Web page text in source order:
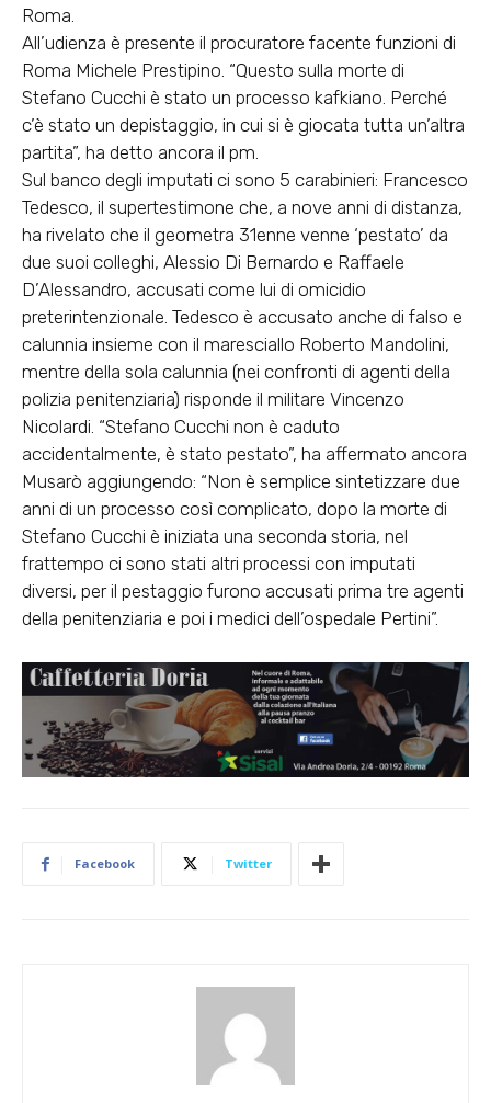
Roma.
All’udienza è presente il procuratore facente funzioni di
Roma Michele Prestipino. “Questo sulla morte di
Stefano Cucchi è stato un processo kafkiano. Perché
c’è stato un depistaggio, in cui si è giocata tutta un’altra
partita”, ha detto ancora il pm.
Sul banco degli imputati ci sono 5 carabinieri: Francesco
Tedesco, il supertestimone che, a nove anni di distanza,
ha rivelato che il geometra 31enne venne ‘pestato’ da
due suoi colleghi, Alessio Di Bernardo e Raffaele
D’Alessandro, accusati come lui di omicidio
preterintenzionale. Tedesco è accusato anche di falso e
calunnia insieme con il maresciallo Roberto Mandolini,
mentre della sola calunnia (nei confronti di agenti della
polizia penitenziaria) risponde il militare Vincenzo
Nicolardi. “Stefano Cucchi non è caduto
accidentalmente, è stato pestato”, ha affermato ancora
Musarò aggiungendo: “Non è semplice sintetizzare due
anni di un processo così complicato, dopo la morte di
Stefano Cucchi è iniziata una seconda storia, nel
frattempo ci sono stati altri processi con imputati
diversi, per il pestaggio furono accusati prima tre agenti
della penitenziaria e poi i medici dell’ospedale Pertini”.
Facebook Twitter